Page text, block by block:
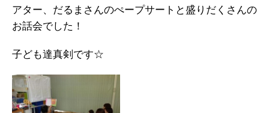
アター、だるまさんのぺープサートと盛りだくさんの
お話会でした！
子ども達真剣です☆